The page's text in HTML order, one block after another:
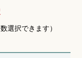
選択できます）